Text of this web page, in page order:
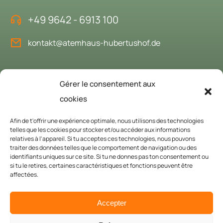
Gérer le consentement aux
cookies
Afin de t'offrir une expérience optimale, nous utilisons des technologies
telles que les cookies pour stocker et/ou accéder aux informations
relatives à l'appareil. Si tu acceptes ces technologies, nous pouvons
traiter des données telles que le comportement de navigation ou des
identifiants uniques sur ce site. Si tu ne donnes pas ton consentement ou
si tu le retires, certaines caractéristiques et fonctions peuvent être
affectées.
Accepter
+49 9642 - 6913 100
kontakt@atemhaus-hubertushof.de
Réserver la maison du souffle
qu'invités.
Demander ici